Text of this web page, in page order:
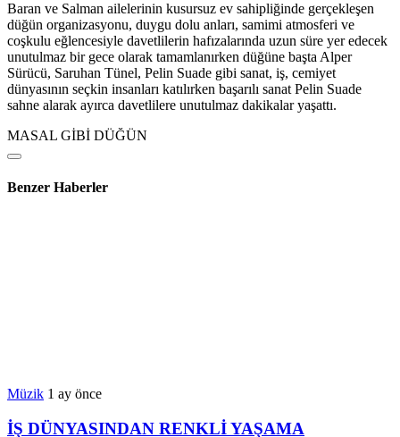
Baran ve Salman ailelerinin kusursuz ev sahipliğinde gerçekleşen
düğün organizasyonu, duygu dolu anları, samimi atmosferi ve
coşkulu eğlencesiyle davetlilerin hafızalarında uzun süre yer edecek
unutulmaz bir gece olarak tamamlanırken düğüne başta Alper
Sürücü, Saruhan Tünel, Pelin Suade gibi sanat, iş, cemiyet
dünyasının seçkin insanları katılırken başarılı sanat Pelin Suade
sahne alarak ayırca davetlilere unutulmaz dakikalar yaşattı.
MASAL GİBİ DÜĞÜN
Benzer Haberler
Müzik 1 ay önce
İŞ DÜNYASINDAN RENKLİ YAŞAMA